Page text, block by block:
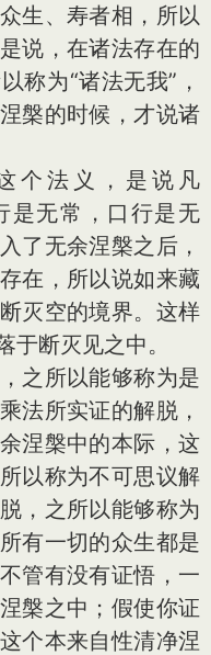
生、寿者相，所以
说，在诸法存在的
称为“诸法无我”，
槃的时候，才说诸
法义，是说凡
是无常，口行是无
了无余涅槃之后，
在，所以说如来藏
灭空的境界。这样
于断灭见之中。
所以能够称为是
法所实证的解脱，
涅槃中的本际，这
以称为不可思议解
，之所以能够称为
有一切的众生都是
管有没有证悟，一
槃之中；假使你证
个本来自性清净涅